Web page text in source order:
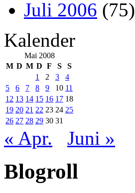
Juli 2006 (75)
Kalender
Mai 2008
M D M D F S
S
1
2 3
4
5
6 7 8 9 10 11
12 13 14 15 16 17 18
19 20 21 22 23 24 25
26 27 28 29 30 31
« Apr. Juni »
Blogroll